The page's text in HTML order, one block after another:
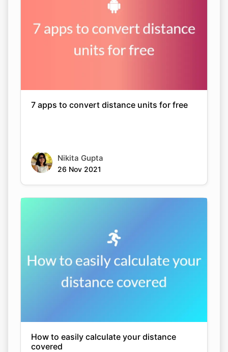
7 apps to convert distance units for free
Nikita Gupta
26 Nov 2021
How to easily calculate your distance
covered